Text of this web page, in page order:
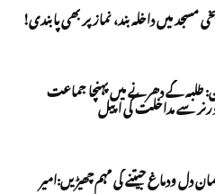
طلبہ کے دھرنے میں پہنچا جماعت
سے مداخلت کی اپیل
دل ودماغ جیتنے کی مہم چھیڑیں:امیر